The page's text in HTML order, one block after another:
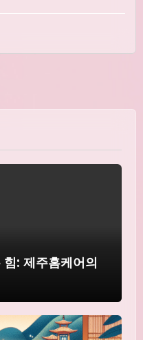
: 제주홈케어의